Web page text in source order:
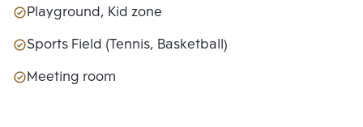
Playground, Kid zone
Sports Field (Tennis, Basketball)
Meeting room